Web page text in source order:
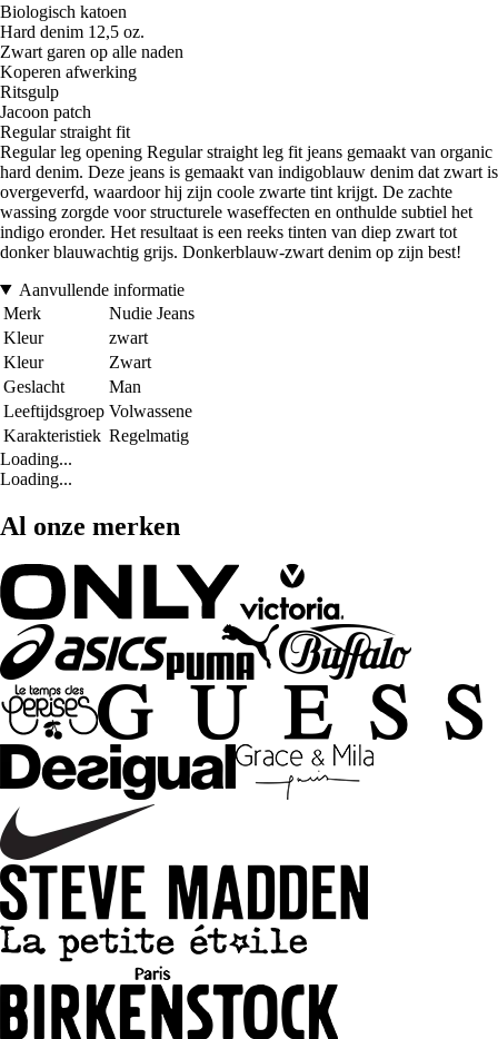
Biologisch katoen
Hard denim 12,5 oz.
Zwart garen op alle naden
Koperen afwerking
Ritsgulp
Jacoon patch
Regular straight fit
Regular leg opening Regular straight leg fit jeans gemaakt van organic
hard denim. Deze jeans is gemaakt van indigoblauw denim dat zwart is
overgeverfd, waardoor hij zijn coole zwarte tint krijgt. De zachte
wassing zorgde voor structurele waseffecten en onthulde subtiel het
indigo eronder. Het resultaat is een reeks tinten van diep zwart tot
donker blauwachtig grijs. Donkerblauw-zwart denim op zijn best!
Aanvullende informatie
Merk
Nudie Jeans
Kleur
zwart
Kleur
Zwart
Geslacht
Man
Leeftijdsgroep Volwassene
Karakteristiek Regelmatig
Loading...
Loading...
Al onze merken